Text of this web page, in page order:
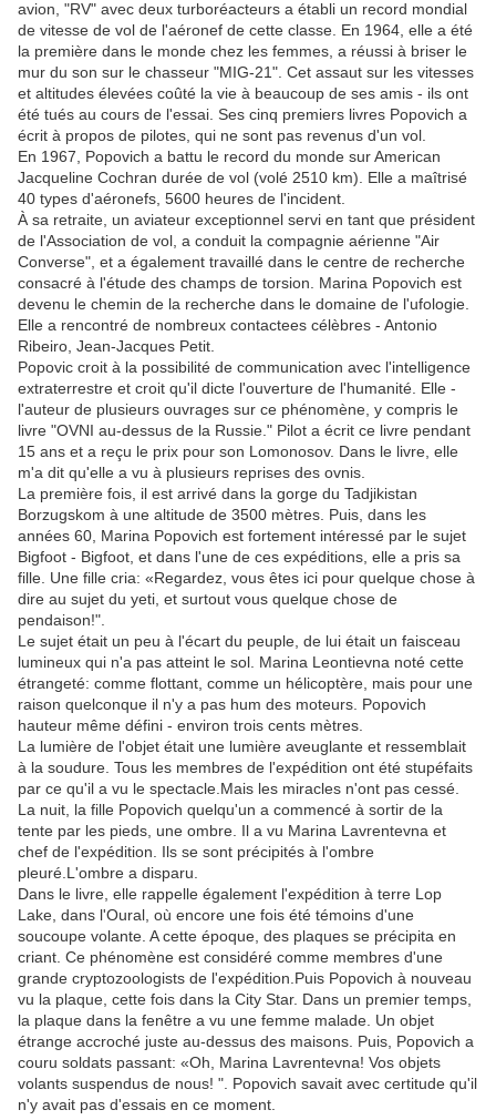
avion, "RV" avec deux turboréacteurs a établi un record mondial
de vitesse de vol de l'aéronef de cette classe. En 1964, elle a été
la première dans le monde chez les femmes, a réussi à briser le
mur du son sur le chasseur "MIG-21". Cet assaut sur les vitesses
et altitudes élevées coûté la vie à beaucoup de ses amis - ils ont
été tués au cours de l'essai. Ses cinq premiers livres Popovich a
écrit à propos de pilotes, qui ne sont pas revenus d'un vol.
En 1967, Popovich a battu le record du monde sur American
Jacqueline Cochran durée de vol (volé 2510 km). Elle a maîtrisé
40 types d'aéronefs, 5600 heures de l'incident.
À sa retraite, un aviateur exceptionnel servi en tant que président
de l'Association de vol, a conduit la compagnie aérienne "Air
Converse", et a également travaillé dans le centre de recherche
consacré à l'étude des champs de torsion. Marina Popovich est
devenu le chemin de la recherche dans le domaine de l'ufologie.
Elle a rencontré de nombreux contactees célèbres - Antonio
Ribeiro, Jean-Jacques Petit.
Popovic croit à la possibilité de communication avec l'intelligence
extraterrestre et croit qu'il dicte l'ouverture de l'humanité. Elle -
l'auteur de plusieurs ouvrages sur ce phénomène, y compris le
livre "OVNI au-dessus de la Russie." Pilot a écrit ce livre pendant
15 ans et a reçu le prix pour son Lomonosov. Dans le livre, elle
m'a dit qu'elle a vu à plusieurs reprises des ovnis.
La première fois, il est arrivé dans la gorge du Tadjikistan
Borzugskom à une altitude de 3500 mètres. Puis, dans les
années 60, Marina Popovich est fortement intéressé par le sujet
Bigfoot - Bigfoot, et dans l'une de ces expéditions, elle a pris sa
fille. Une fille cria: «Regardez, vous êtes ici pour quelque chose à
dire au sujet du yeti, et surtout vous quelque chose de
pendaison!".
Le sujet était un peu à l'écart du peuple, de lui était un faisceau
lumineux qui n'a pas atteint le sol. Marina Leontievna noté cette
étrangeté: comme flottant, comme un hélicoptère, mais pour une
raison quelconque il n'y a pas hum des moteurs. Popovich
hauteur même défini - environ trois cents mètres.
La lumière de l'objet était une lumière aveuglante et ressemblait
à la soudure. Tous les membres de l'expédition ont été stupéfaits
par ce qu'il a vu le spectacle.Mais les miracles n'ont pas cessé.
La nuit, la fille Popovich quelqu'un a commencé à sortir de la
tente par les pieds, une ombre. Il a vu Marina Lavrentevna et
chef de l'expédition. Ils se sont précipités à l'ombre
pleuré.L'ombre a disparu.
Dans le livre, elle rappelle également l'expédition à terre Lop
Lake, dans l'Oural, où encore une fois été témoins d'une
soucoupe volante. A cette époque, des plaques se précipita en
criant. Ce phénomène est considéré comme membres d'une
grande cryptozoologists de l'expédition.Puis Popovich à nouveau
vu la plaque, cette fois dans la City Star. Dans un premier temps,
la plaque dans la fenêtre a vu une femme malade. Un objet
étrange accroché juste au-dessus des maisons. Puis, Popovich a
couru soldats passant: «Oh, Marina Lavrentevna! Vos objets
volants suspendus de nous! ". Popovich savait avec certitude qu'il
n'y avait pas d'essais en ce moment.